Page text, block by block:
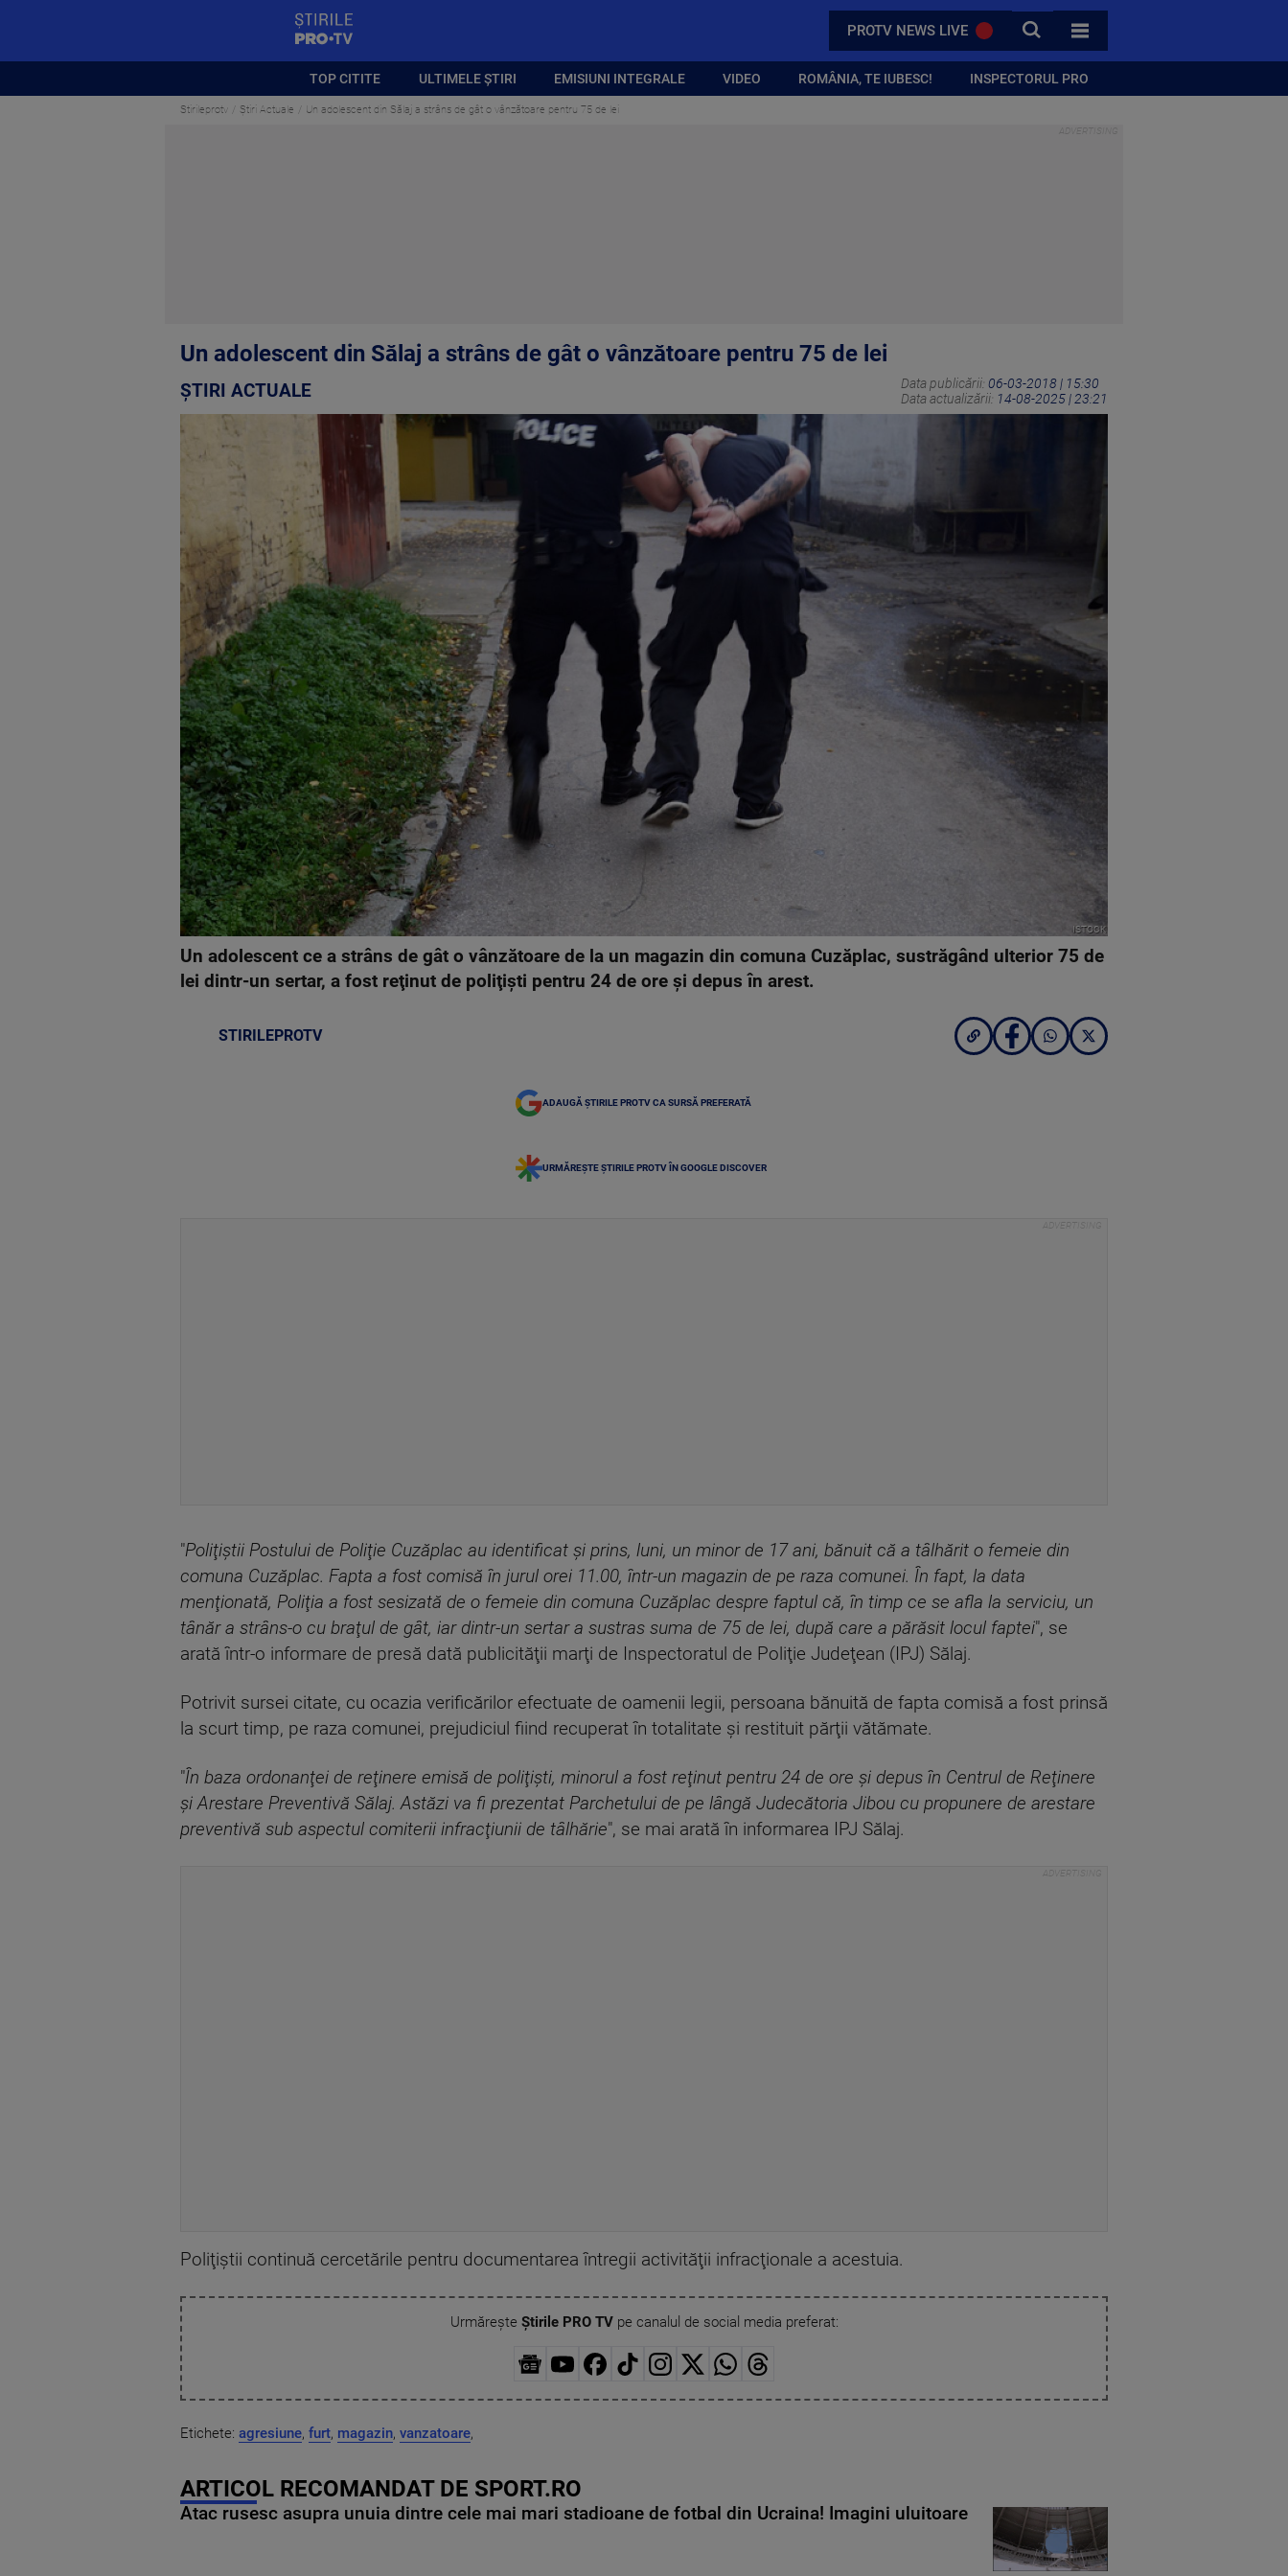
PROTV NEWS LIVE CAUTA
TOATE CATEGORIILE
TOP CITITE ULTIMELE ȘTIRI EMISIUNI INTEGRALE VIDEO ROMÂNIA, TE IUBESC! INSPECTORUL PRO
Stirileprotv Știri Actuale Un adolescent din Sălaj a strâns de gât o vânzătoare pentru 75 de lei
Un adolescent din Sălaj a strâns de gât o vânzătoare pentru 75 de lei
ȘTIRI ACTUALE Data publicării: 06-03-2018 | 15:30
Data actualizării: 14-08-2025 | 23:21
ISTOCK
Un adolescent ce a strâns de gât o vânzătoare de la un magazin din comuna Cuzăplac, sustrăgând ulterior 75 de
lei dintr-un sertar, a fost reţinut de poliţişti pentru 24 de ore şi depus în arest.
STIRILEPROTV
ADAUGĂ ȘTIRILE PROTV CA SURSĂ PREFERATĂ
URMĂREȘTE ȘTIRILE PROTV ÎN GOOGLE DISCOVER
"Poliţiştii Postului de Poliţie Cuzăplac au identificat şi prins, luni, un minor de 17 ani, bănuit că a tâlhărit o femeie din
comuna Cuzăplac. Fapta a fost comisă în jurul orei 11.00, într-un magazin de pe raza comunei. În fapt, la data
menţionată, Poliţia a fost sesizată de o femeie din comuna Cuzăplac despre faptul că, în timp ce se afla la serviciu, un
tânăr a strâns-o cu braţul de gât, iar dintr-un sertar a sustras suma de 75 de lei, după care a părăsit locul faptei", se
arată într-o informare de presă dată publicităţii marţi de Inspectoratul de Poliţie Judeţean (IPJ) Sălaj.
Potrivit sursei citate, cu ocazia verificărilor efectuate de oamenii legii, persoana bănuită de fapta comisă a fost prinsă
la scurt timp, pe raza comunei, prejudiciul fiind recuperat în totalitate şi restituit părţii vătămate.
"În baza ordonanţei de reţinere emisă de poliţişti, minorul a fost reţinut pentru 24 de ore şi depus în Centrul de Reţinere
şi Arestare Preventivă Sălaj. Astăzi va fi prezentat Parchetului de pe lângă Judecătoria Jibou cu propunere de arestare
preventivă sub aspectul comiterii infracţiunii de tâlhărie", se mai arată în informarea IPJ Sălaj.
Poliţiştii continuă cercetările pentru documentarea întregii activităţii infracţionale a acestuia.
Urmărește Știrile PRO TVpe canalul de social media preferat:
Etichete: agresiune, furt, magazin, vanzatoare,
ARTICOL RECOMANDAT DE SPORT.RO
Atac rusesc asupra unuia dintre cele mai mari stadioane de fotbal din Ucraina! Imagini uluitoare